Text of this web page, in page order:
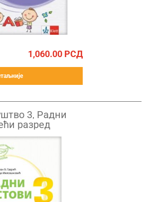
1,060.00 РСД
3, Радни
разред